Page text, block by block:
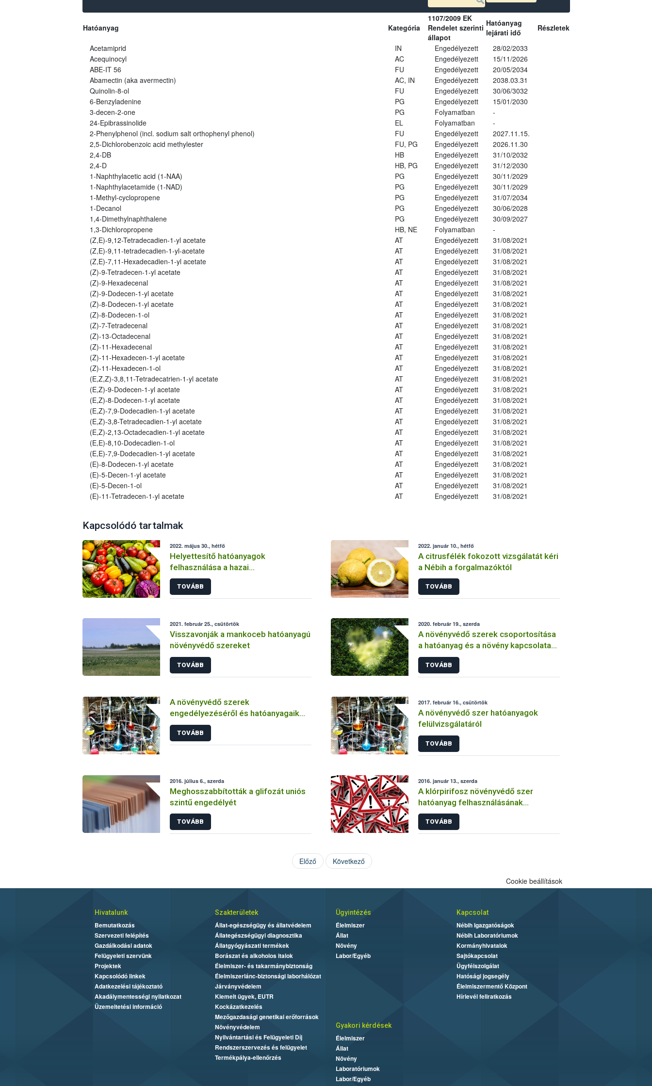
Hatóanyag Kategória
1107/2009 EK
Rendelet szerinti
állapot
Hatóanyag
lejárati idő
Részletek
Acetamiprid IN Engedélyezett
28/02/2033
Acequinocyl
AC Engedélyezett
15/11/2026
ABE-IT 56
FU Engedélyezett
20/05/2034
Abamectin (aka avermectin)
AC, IN Engedélyezett
2038.03.31
Quinolin-8-ol
FU Engedélyezett
30/06/3032
6-Benzyladenine
PG Engedélyezett
15/01/2030
3-decen-2-one
PG Folyamatban
-
24-Epibrassinolide
EL Folyamatban
-
2-Phenylphenol (incl. sodium salt orthophenyl phenol)
FU Engedélyezett
2027.11.15.
2,5-Dichlorobenzoic acid methylester
FU, PG Engedélyezett
2026.11.30
2,4-DB
HB Engedélyezett
31/10/2032
2,4-D
HB, PG Engedélyezett
31/12/2030
1-Naphthylacetic acid (1-NAA)
PG Engedélyezett
30/11/2029
1-Naphthylacetamide (1-NAD)
PG Engedélyezett
30/11/2029
1-Methyl-cyclopropene
PG Engedélyezett
31/07/2034
1-Decanol
PG Engedélyezett
30/06/2028
1,4-Dimethylnaphthalene
PG Engedélyezett
30/09/2027
1,3-Dichloropropene
HB, NE Folyamatban
-
(Z,E)-9,12-Tetradecadien-1-yl acetate
AT Engedélyezett
31/08/2021
(Z,E)-9,11-tetradecadien-1-yl-acetate
AT Engedélyezett
31/08/2021
(Z,E)-7,11-Hexadecadien-1-yl acetate
AT Engedélyezett
31/08/2021
(Z)-9-Tetradecen-1-yl acetate
AT Engedélyezett
31/08/2021
(Z)-9-Hexadecenal
AT Engedélyezett
31/08/2021
(Z)-9-Dodecen-1-yl acetate
AT Engedélyezett
31/08/2021
(Z)-8-Dodecen-1-yl acetate
AT Engedélyezett
31/08/2021
(Z)-8-Dodecen-1-ol
AT Engedélyezett
31/08/2021
(Z)-7-Tetradecenal
AT Engedélyezett
31/08/2021
(Z)-13-Octadecenal
AT Engedélyezett
31/08/2021
(Z)-11-Hexadecenal
AT Engedélyezett
31/08/2021
(Z)-11-Hexadecen-1-yl acetate
AT Engedélyezett
31/08/2021
(Z)-11-Hexadecen-1-ol
AT Engedélyezett
31/08/2021
(E,Z,Z)-3,8,11-Tetradecatrien-1-yl acetate
AT Engedélyezett
31/08/2021
(E,Z)-9-Dodecen-1-yl acetate
AT Engedélyezett
31/08/2021
(E,Z)-8-Dodecen-1-yl acetate
AT Engedélyezett
31/08/2021
(E,Z)-7,9-Dodecadien-1-yl acetate
AT Engedélyezett
31/08/2021
(E,Z)-3,8-Tetradecadien-1-yl acetate
AT Engedélyezett
31/08/2021
(E,Z)-2,13-Octadecadien-1-yl acetate
AT Engedélyezett
31/08/2021
(E,E)-8,10-Dodecadien-1-ol
AT Engedélyezett
31/08/2021
(E,E)-7,9-Dodecadien-1-yl acetate
AT Engedélyezett
31/08/2021
(E)-8-Dodecen-1-yl acetate
AT Engedélyezett
31/08/2021
(E)-5-Decen-1-yl acetate
AT Engedélyezett
31/08/2021
(E)-5-Decen-1-ol
AT Engedélyezett
31/08/2021
(E)-11-Tetradecen-1-yl acetate
AT Engedélyezett 31/08/2021
Kapcsolódó tartalmak
2022. május 30., hétfő
Helyettesítő hatóanyagok
felhasználása a hazai
növényvédelemben
TOVÁBB
2022. január 10., hétfő
A citrusfélék fokozott vizsgálatát kéri
a Nébih a forgalmazóktól
TOVÁBB
2021. február 25., csütörtök
Visszavonják a mankoceb hatóanyagú
növényvédő szereket
TOVÁBB
2020. február 19., szerda
A növényvédő szerek csoportosítása
a hatóanyag és a növény kapcsolata
szerint
TOVÁBB
A növényvédő szerek
engedélyezéséről és hatóanyagaik
vizsgálatáról
TOVÁBB
2017. február 16., csütörtök
A növényvédő szer hatóanyagok
felülvizsgálatáról
TOVÁBB
2016. július 6., szerda
Meghosszabbították a glifozát uniós
szintű engedélyét
TOVÁBB
2016. január 13., szerda
A klórpirifosz növényvédő szer
hatóanyag felhasználásának
korlátozása
TOVÁBB
Előző Következő
Cookie beállítások
Hivatalunk
Bemutatkozás
Szervezeti felépítés
Gazdálkodási adatok
Felügyeleti szervünk
Projektek
Kapcsolódó linkek
Adatkezelési tájékoztató
Akadálymentességi nyilatkozat
Üzemeltetési információ
Szakterületek
Állat-egészségügy és állatvédelem
Állategészségügyi diagnosztika
Állatgyógyászati termékek
Borászat és alkoholos italok
Élelmiszer- és takarmánybiztonság
Élelmiszerlánc-biztonsági laborhálózat
Járványvédelem
Kiemelt ügyek, EUTR
Kockázatkezelés
Mezőgazdasági genetikai erőforrások
Növényvédelem
Nyilvántartási és Felügyeleti Díj
Rendszerszervezés és felügyelet
Termékpálya-ellenőrzés
Ügyintézés
Élelmiszer
Állat
Növény
Labor/Egyéb
Kapcsolat
Nébih Igazgatóságok
Nébih Laboratóriumok
Kormányhivatalok
Sajtókapcsolat
Ügyfélszolgálat
Hatósági jogsegély
Élelmiszermentő Központ
Hírlevél feliratkozás
Gyakori kérdések
Élelmiszer
Állat
Növény
Laboratóriumok
Labor/Egyéb